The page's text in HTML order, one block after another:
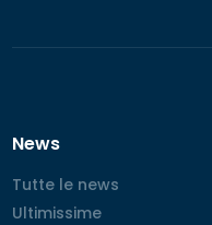
News
Tutte le news
Tutte le news
Ultimissime
Ultimissime